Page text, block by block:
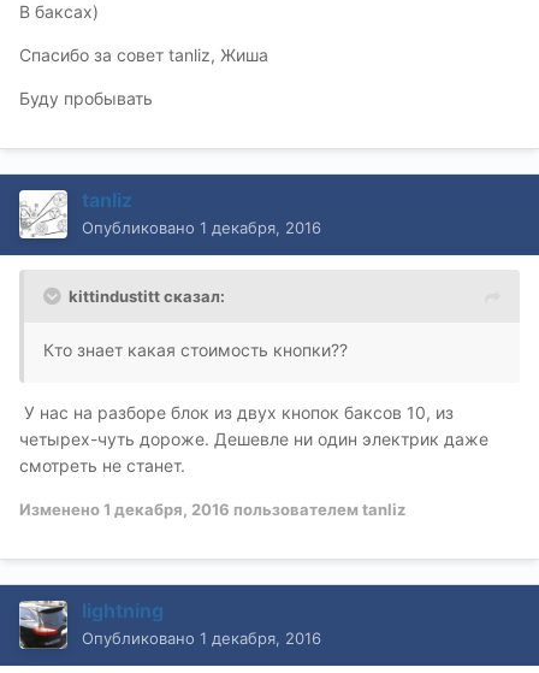
В баксах)
Спасибо за совет tanliz, Жиша
Буду пробывать
tanliz
Опубликовано 1 декабря, 2016
kittindustitt сказал:
Кто знает какая стоимость кнопки??
У нас на разборе блок из двух кнопок баксов 10, из
четырех-чуть дороже. Дешевле ни один электрик даже
смотреть не станет.
Изменено1 декабря, 2016 пользователем tanliz
lightning
Опубликовано 1 декабря, 2016